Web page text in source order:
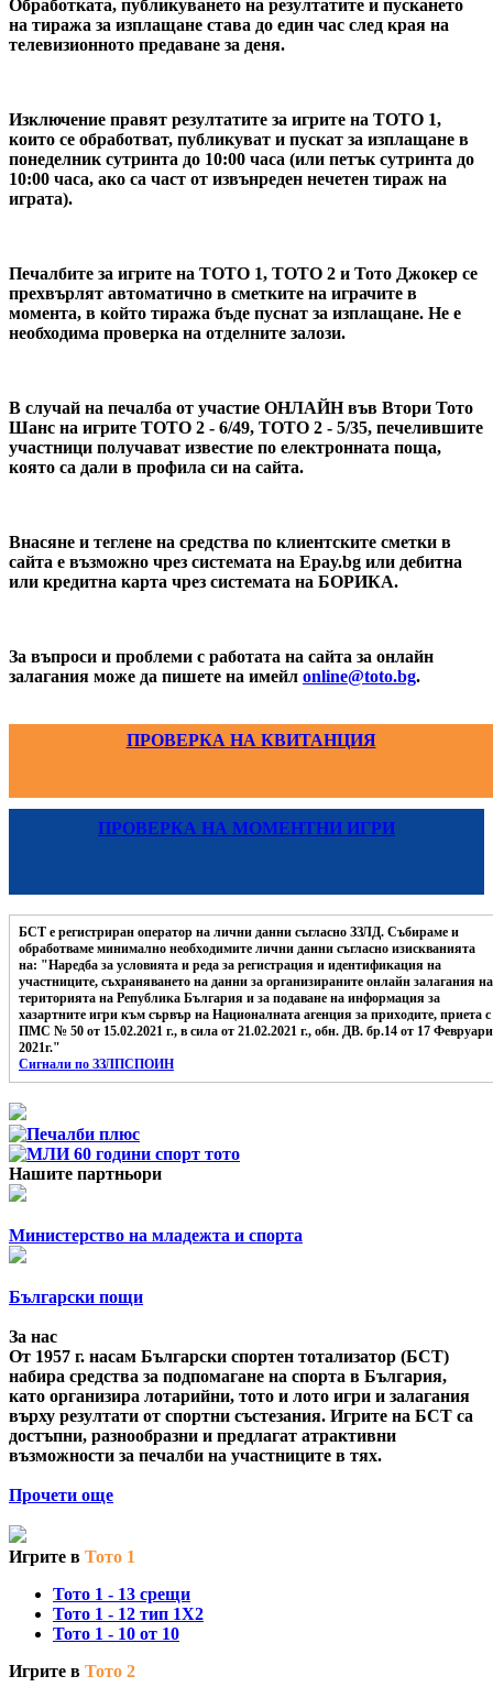
Обработката, публикуването на резултатите и пускането
на тиража за изплащане става до един час след края на
телевизионното предаване за деня.
Изключение правят резултатите за игрите на ТОТО 1,
които се обработват, публикуват и пускат за изплащане в
понеделник сутринта до 10:00 часа (или петък сутринта до
10:00 часа, ако са част от извънреден нечетен тираж на
играта).
Печалбите за игрите на ТОТО 1, ТОТО 2 и Тото Джокер се
прехвърлят автоматично в сметките на играчите в
момента, в който тиража бъде пуснат за изплащане. Не е
необходима проверка на отделните залози.
В случай на печалба от участие ОНЛАЙН във Втори Тото
Шанс на игрите ТОТО 2 - 6/49, ТОТО 2 - 5/35, печелившите
участници получават известие по електронната поща,
която са дали в профила си на сайта.
Внасяне и теглене на средства по клиентските сметки в
сайта е възможно чрез системата на Epay.bg или дебитна
или кредитна карта чрез системата на БОРИКА.
За въпроси и проблеми с работата на сайта за онлайн
залагания може да пишете на имейл online@toto.bg.
ПРОВЕРКА НА КВИТАНЦИЯ
ПРОВЕРКА НА МОМЕНТНИ ИГРИ
БСТ е регистриран оператор на лични данни съгласно ЗЗЛД. Събираме и
обработваме минимално необходимите лични данни съгласно изискванията
на: "Наредба за условията и реда за регистрация и идентификация на
участниците, съхраняването на данни за организираните онлайн залагания на
територията на Република България и за подаване на информация за
хазартните игри към сървър на Националната агенция за приходите, приета с
ПМС № 50 от 15.02.2021 г., в сила от 21.02.2021 г., обн. ДВ. бр.14 от 17 Февруари
2021г."
Сигнали по ЗЗЛПСПОИН
Нашите партньори
Министерство на младежта и спорта
Български пощи
За нас
От 1957 г. насам Български спортен тотализатор (БСТ)
набира средства за подпомагане на спорта в България,
като организира лотарийни, тото и лото игри и залагания
върху резултати от спортни състезания. Игрите на БСТ са
достъпни, разнообразни и предлагат атрактивни
възможности за печалби на участниците в тях.
Прочети още
Игрите в Тото 1
Тото 1 - 13 срещи
Тото 1 - 12 тип 1X2
Тото 1 - 10 от 10
Игрите в Тото 2